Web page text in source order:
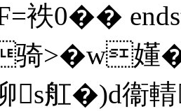
袟0��
骑>�w
�)d衞輤